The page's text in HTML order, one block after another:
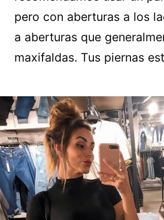
pero con aberturas a los
a aberturas que
maxifaldas. Tus piernas